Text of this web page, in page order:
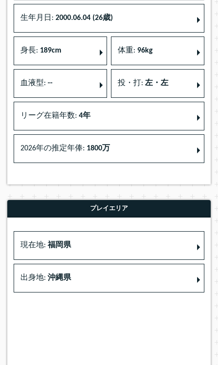
生年月日: 2000.06.04 (26歳)
身長: 189cm 体重: 96kg
血液型: -- 投・打: 左・左
リーグ在籍年数: 4年
2026年の推定年俸: 1800万
プレイエリア
現在地: 福岡県
出身地: 沖縄県